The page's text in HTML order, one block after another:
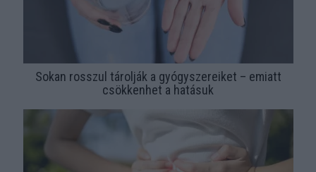
Sokan rosszul tárolják a gyógyszereiket – emiatt
csökkenhet a hatásuk